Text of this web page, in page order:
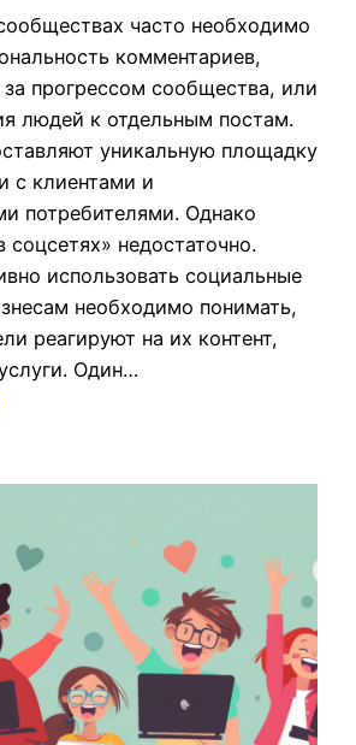
часто необходимо
комментариев,
прогрессом сообщества, или
людей к отдельным постам.
уникальную площадку
с клиентами и
потребителями. Однако
соцсетях» недостаточно.
использовать социальные
необходимо понимать,
реагируют на их контент,
Один…